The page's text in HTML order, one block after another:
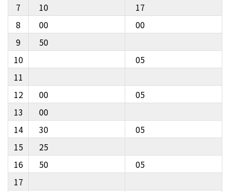
7
8
9
10
11
12
13
14
15
16
17
10
00
50
00
00
30
25
50
17
00
05
05
05
05